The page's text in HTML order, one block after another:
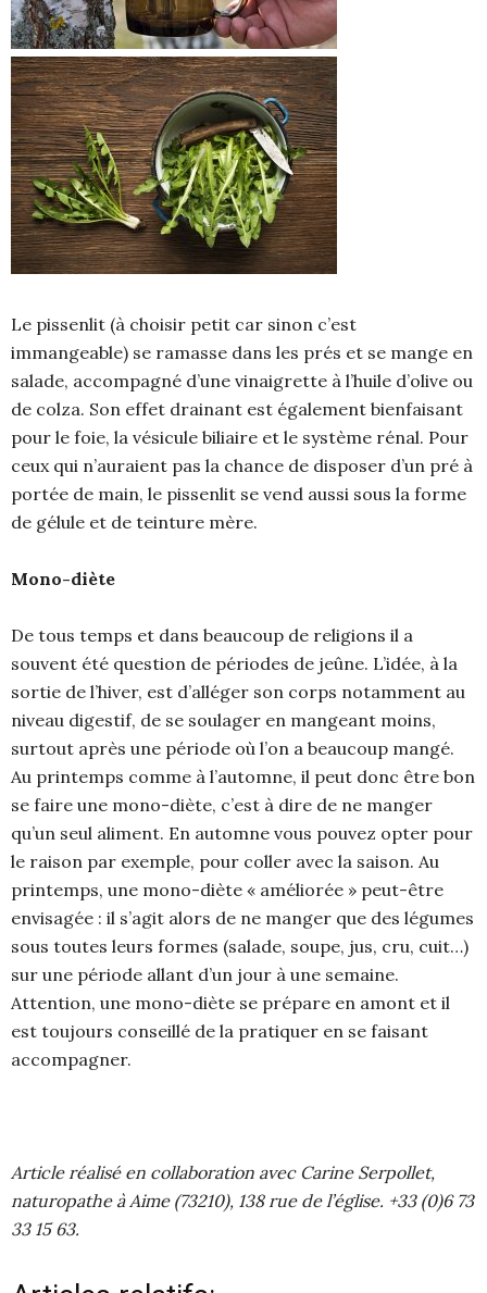
Le pissenlit (à choisir petit car sinon c’est
immangeable) se ramasse dans les prés et se mange en
salade, accompagné d’une vinaigrette à l’huile d’olive ou
de colza. Son effet drainant est également bienfaisant
pour le foie, la vésicule biliaire et le système rénal. Pour
ceux qui n’auraient pas la chance de disposer d’un pré à
portée de main, le pissenlit se vend aussi sous la forme
de gélule et de teinture mère.
Mono-diète
De tous temps et dans beaucoup de religions il a
souvent été question de périodes de jeûne. L’idée, à la
sortie de l’hiver, est d’alléger son corps notamment au
niveau digestif, de se soulager en mangeant moins,
surtout après une période où l’on a beaucoup mangé.
Au printemps comme à l’automne, il peut donc être bon
se faire une mono-diète, c’est à dire de ne manger
qu’un seul aliment. En automne vous pouvez opter pour
le raison par exemple, pour coller avec la saison. Au
printemps, une mono-diète « améliorée » peut-être
envisagée : il s’agit alors de ne manger que des légumes
sous toutes leurs formes (salade, soupe, jus, cru, cuit…)
sur une période allant d’un jour à une semaine.
Attention, une mono-diète se prépare en amont et il
est toujours conseillé de la pratiquer en se faisant
accompagner.
Article réalisé en collaboration avec Carine Serpollet,
naturopathe à Aime (73210), 138 rue de l’église. +33 (0)6 73
33 15 63.